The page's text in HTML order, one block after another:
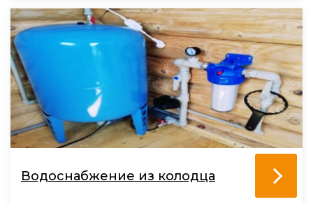
Водоснабжение из колодца